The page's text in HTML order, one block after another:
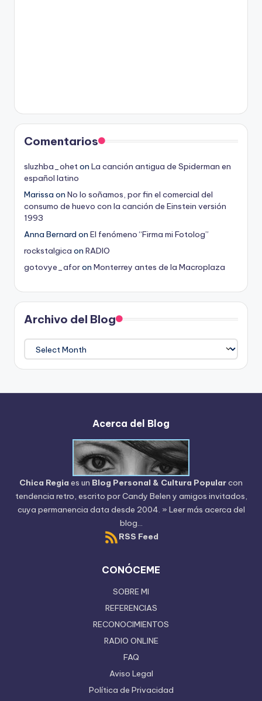
Comentarios
sluzhba_ohet on La canción antigua de Spiderman en
español latino
Marissa on No lo soñamos, por fin el comercial del
consumo de huevo con la canción de Einstein versión
1993
Anna Bernard on El fenómeno “Firma mi Fotolog”
rockstalgica on RADIO
gotovye_aforon Monterrey antes de la Macroplaza
Archivo del Blog
Archivo
del
Blog
Acerca del Blog
Chica Regia es un Blog Personal & Cultura Popularcon
tendencia retro, escrito porCandy Belen y amigos invitados,
cuya permanencia data desde 2004. » Leer más acerca del
blog...
RSS Feed
CONÓCEME
SOBRE MI
REFERENCIAS
RECONOCIMIENTOS
RADIO ONLINE
FAQ
Aviso Legal
Política de Privacidad